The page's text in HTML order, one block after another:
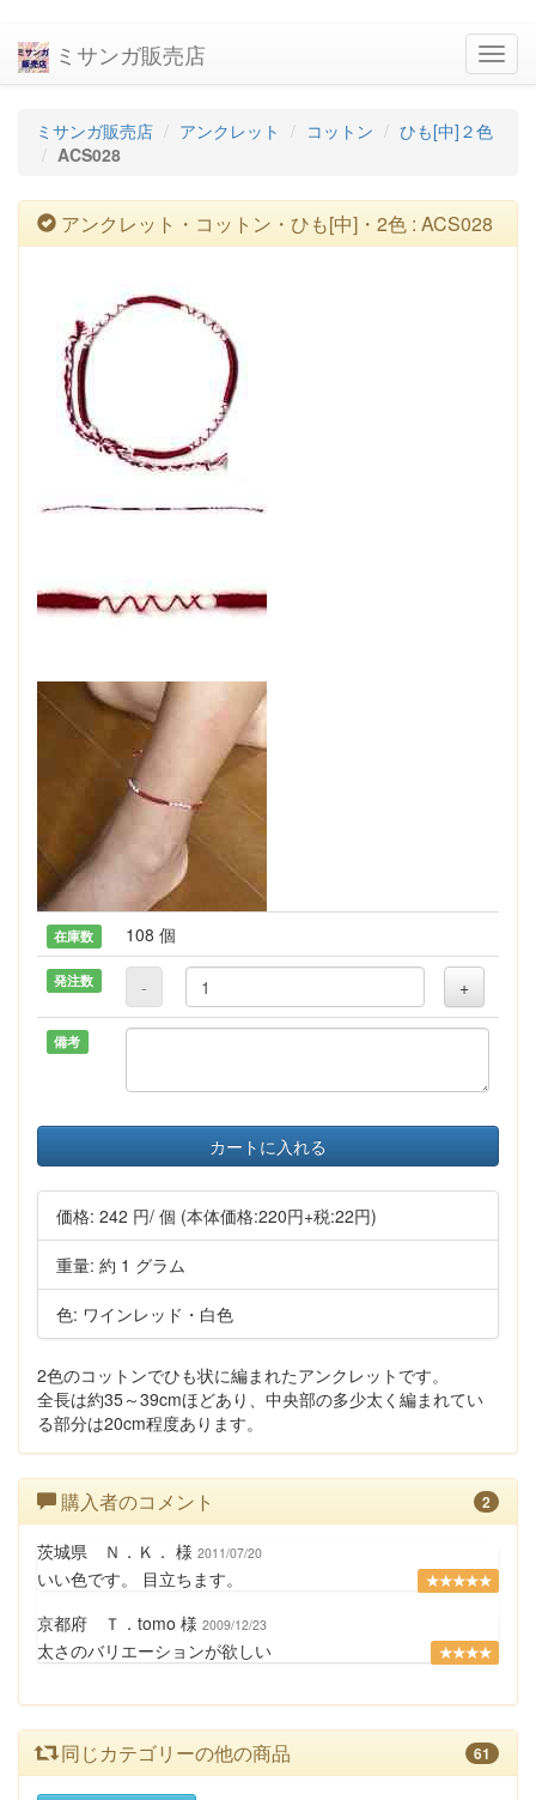
ミサンガ販売店
ミサンガ販売店 アンクレット コットン
ひも[中]２色
ACS028
アンクレット・コットン・ひも[中]・2色 : ACS028
在庫数 108 個
発注数 - +
備考
カートに入れる
価格: 242 円/ 個 (本体価格:220円+税:22円)
重量: 約 1 グラム
色: ワインレッド・白色
2色のコットンでひも状に編まれたアンクレットです。
全長は約35～39cmほどあり、中央部の多少太く編まれてい
る部分は20cm程度あります。
購入者のコメント 2
茨城県 Ｎ．Ｋ． 様 2011/07/20
★★★★★
いい色です。 目立ちます。
京都府 Ｔ．tomo 様 2009/12/23
★★★★
太さのバリエーションが欲しい
同じカテゴリーの他の商品 61